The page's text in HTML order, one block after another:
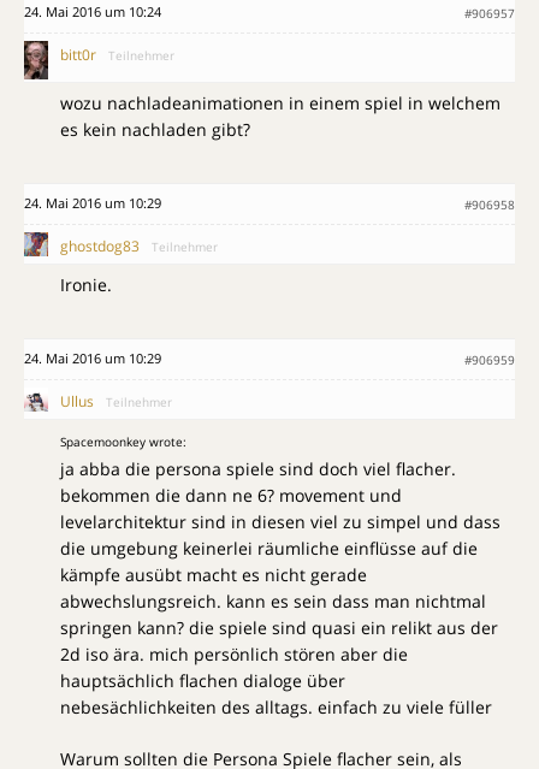
24. Mai 2016 um 10:24 #906957
bitt0r Teilnehmer
wozu nachladeanimationen in einem spiel in welchem
es kein nachladen gibt?
24. Mai 2016 um 10:29 #906958
ghostdog83 Teilnehmer
Ironie.
24. Mai 2016 um 10:29 #906959
Ullus Teilnehmer
Spacemoonkey wrote:
ja abba die persona spiele sind doch viel flacher.
bekommen die dann ne 6? movement und
levelarchitektur sind in diesen viel zu simpel und dass
die umgebung keinerlei räumliche einflüsse auf die
kämpfe ausübt macht es nicht gerade
abwechslungsreich. kann es sein dass man nichtmal
springen kann? die spiele sind quasi ein relikt aus der
2d iso ära. mich persönlich stören aber die
hauptsächlich flachen dialoge über
nebesächlichkeiten des alltags. einfach zu viele füller
Warum sollten die Persona Spiele flacher sein, als